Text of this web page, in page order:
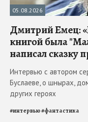
05.08.2026
Дмитрий Емец:
книгой была
написал сказку
Интервью с автором
Буслаеве, о шнырах,
других героях
#интервью#фантастика